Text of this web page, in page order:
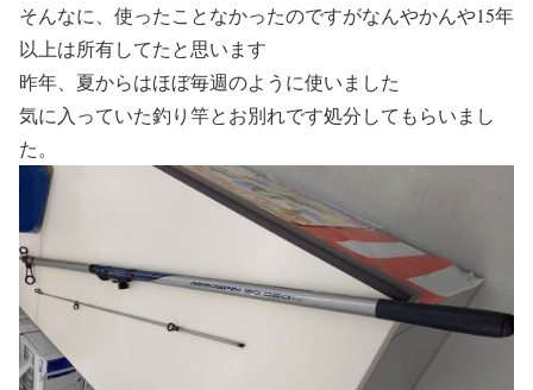
そんなに、使ったことなかったのですがなんやかんや15年
以上は所有してたと思います
昨年、夏からはほぼ毎週のように使いました
気に入っていた釣り竿とお別れです処分してもらいまし
た。